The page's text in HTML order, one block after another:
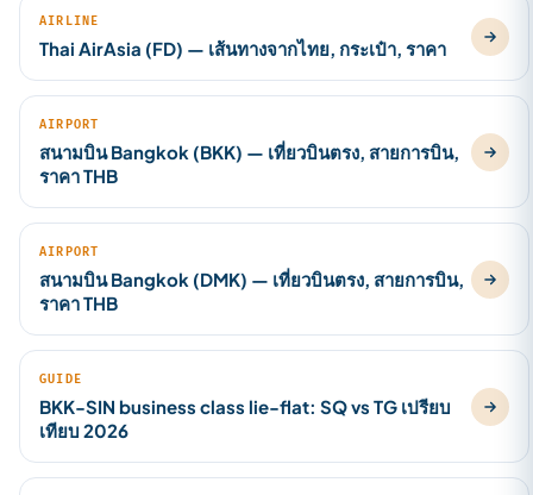
AIRLINE
Thai AirAsia (FD) — เส้นทางจากไทย, กระเป๋า, ราคา
AIRPORT
สนามบิน Bangkok (BKK) — เที่ยวบินตรง, สายการบิน,
ราคา THB
AIRPORT
สนามบิน Bangkok (DMK) — เที่ยวบินตรง, สายการบิน,
ราคา THB
GUIDE
BKK-SIN business class lie-flat: SQ vs TG เปรียบ
เทียบ 2026